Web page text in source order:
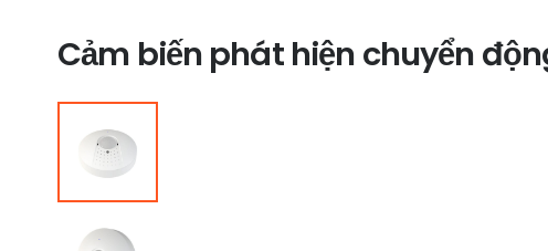
Cảm biến phát hiện chuyển